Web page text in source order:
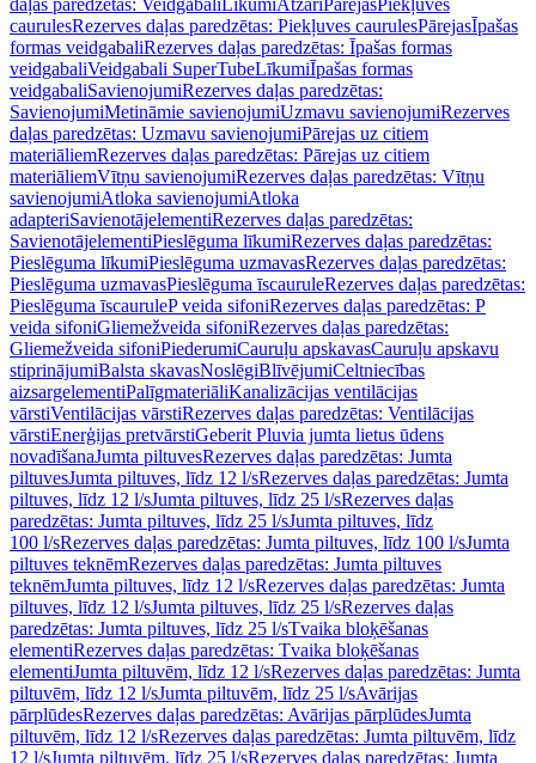
daļas paredzētas: Veidgabali LīkumiAtzari PārejasPiekļuves
caurulesRezerves daļas paredzētas: Piekļuves caurulesPārejasĪpašas
formas veidgabaliRezerves daļas paredzētas: Īpašas formas
veidgabaliVeidgabali SuperTubeLīkumiĪpašas formas
veidgabaliSavienojumiRezerves daļas paredzētas:
SavienojumiMetināmie savienojumiUzmavu savienojumiRezerves
daļas paredzētas: Uzmavu savienojumiPārejas uz citiem
materiāliemRezerves daļas paredzētas: Pārejas uz citiem
materiāliemVītņu savienojumiRezerves daļas paredzētas: Vītņu
savienojumiAtloka savienojumiAtloka
adapteriSavienotājelementiRezerves daļas paredzētas:
SavienotājelementiPieslēguma līkumiRezerves daļas paredzētas:
Pieslēguma līkumiPieslēguma uzmavasRezerves daļas paredzētas:
Pieslēguma uzmavasPieslēguma īscauruleRezerves daļas paredzētas:
Pieslēguma īscauruleP veida sifoniRezerves daļas paredzētas: P
veida sifoniGliemežveida sifoniRezerves daļas paredzētas:
Gliemežveida sifoniPiederumiCauruļu apskavasCauruļu apskavu
stiprinājumiBalsta skavasNoslēgiBlīvējumiCeltniecības
aizsargelementiPalīgmateriāliKanalizācijas ventilācijas
vārstiVentilācijas vārstiRezerves daļas paredzētas: Ventilācijas
vārstiEnerģijas pretvārstiGeberit Pluvia jumta lietus ūdens
novadīšanaJumta piltuvesRezerves daļas paredzētas: Jumta
piltuvesJumta piltuves, līdz 12 l/sRezerves daļas paredzētas: Jumta
piltuves, līdz 12 l/sJumta piltuves, līdz 25 l/sRezerves daļas
paredzētas: Jumta piltuves, līdz 25 l/sJumta piltuves, līdz
100 l/sRezerves daļas paredzētas: Jumta piltuves, līdz 100 l/sJumta
piltuves teknēmRezerves daļas paredzētas: Jumta piltuves
teknēmJumta piltuves, līdz 12 l/sRezerves daļas paredzētas: Jumta
piltuves, līdz 12 l/sJumta piltuves, līdz 25 l/sRezerves daļas
paredzētas: Jumta piltuves, līdz 25 l/sTvaika bloķēšanas
elementiRezerves daļas paredzētas: Tvaika bloķēšanas
elementiJumta piltuvēm, līdz 12 l/sRezerves daļas paredzētas: Jumta
piltuvēm, līdz 12 l/sJumta piltuvēm, līdz 25 l/sAvārijas
pārplūdesRezerves daļas paredzētas: Avārijas pārplūdesJumta
piltuvēm, līdz 12 l/sRezerves daļas paredzētas: Jumta piltuvēm, līdz
12 l/sJumta piltuvēm, līdz 25 l/sRezerves daļas paredzētas: Jumta